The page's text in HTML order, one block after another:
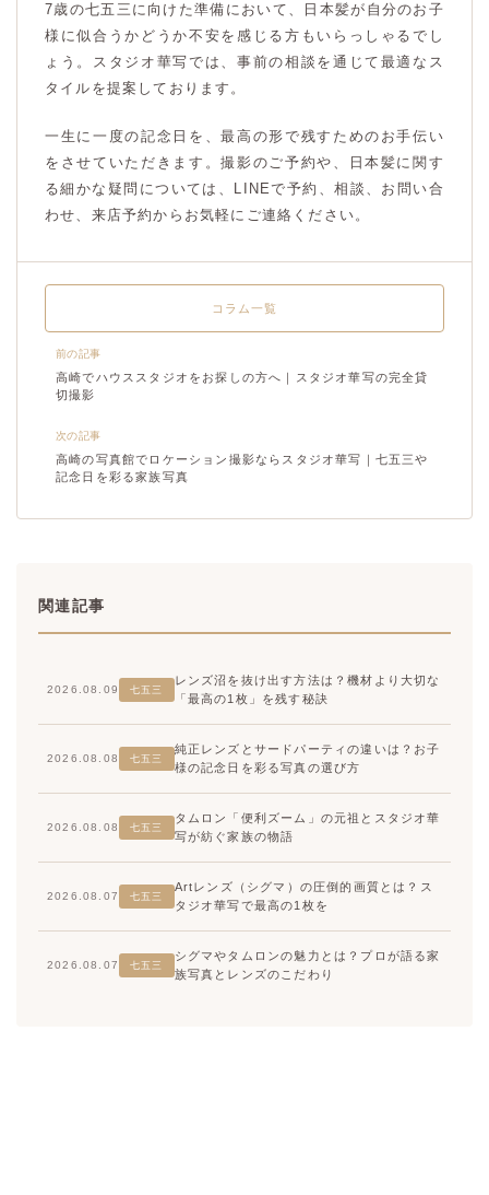
7歳の七五三に向けた準備において、日本髪が自分のお子
様に似合うかどうか不安を感じる方もいらっしゃるでし
ょう。スタジオ華写では、事前の相談を通じて最適なス
タイルを提案しております。
一生に一度の記念日を、最高の形で残すためのお手伝い
をさせていただきます。撮影のご予約や、日本髪に関す
る細かな疑問については、LINEで予約、相談、お問い合
わせ、来店予約からお気軽にご連絡ください。
前の記事
高崎でハウススタジオをお探しの方へ｜スタジオ華写の完全貸
切撮影
コラム一覧
次の記事
高崎の写真館でロケーション撮影ならスタジオ華写｜七五三や
記念日を彩る家族写真
関連記事
2026.08.09 七五三
レンズ沼を抜け出す方法は？機材より大切な
「最高の1枚」を残す秘訣
2026.08.08 七五三
純正レンズとサードパーティの違いは？お子
様の記念日を彩る写真の選び方
2026.08.08 七五三
タムロン「便利ズーム」の元祖とスタジオ華
写が紡ぐ家族の物語
2026.08.07 七五三
Artレンズ（シグマ）の圧倒的画質とは？ス
タジオ華写で最高の1枚を
2026.08.07 七五三
シグマやタムロンの魅力とは？プロが語る家
族写真とレンズのこだわり